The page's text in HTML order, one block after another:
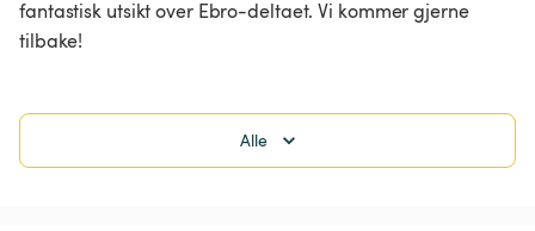
fantastisk utsikt over Ebro-deltaet. Vi kommer gjerne
tilbake!
Alle